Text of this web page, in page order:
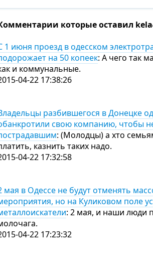
которые оставил
1 июня проезд в одесском
на 50 копеек: А чего так
и коммунальные.
04-22 17:38:26
разбившегося в Донецке
свою компанию, чтобы
: (Молодцы) а хто
казнить таких надо.
04-22 17:32:58
мая в Одессе не будут отменять
но на Куликовом поле
: 2 мая, и наши люди
04-22 17:23:32